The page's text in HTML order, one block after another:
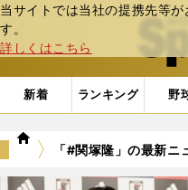
当サイトでは当社の提携先等
す。
詳しくはこちら
web Sportiva (webスポ
新着 ランキング 野
we
ス
「#関塚隆」の最新ニ